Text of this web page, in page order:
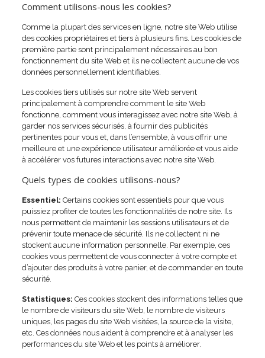
Comment utilisons-nous les cookies?
Comme la plupart des services en ligne, notre site Web utilise
des cookies propriétaires et tiers à plusieurs fins. Les cookies de
première partie sont principalement nécessaires au bon
fonctionnement du site Web et ils ne collectent aucune de vos
données personnellement identifiables.
Les cookies tiers utilisés sur notre site Web servent
principalement à comprendre comment le site Web
fonctionne, comment vous interagissez avec notre site Web, à
garder nos services sécurisés, à fournir des publicités
pertinentes pour vous et, dans l’ensemble, à vous offrir une
meilleure et une expérience utilisateur améliorée et vous aide
à accélérer vos futures interactions avec notre site Web.
Quels types de cookies utilisons-nous?
Essentiel: Certains cookies sont essentiels pour que vous
puissiez profiter de toutes les fonctionnalités de notre site. Ils
nous permettent de maintenir les sessions utilisateurs et de
prévenir toute menace de sécurité. Ils ne collectent ni ne
stockent aucune information personnelle. Par exemple, ces
cookies vous permettent de vous connecter à votre compte et
d’ajouter des produits à votre panier, et de commander en toute
sécurité.
Statistiques: Ces cookies stockent des informations telles que
le nombre de visiteurs du site Web, le nombre de visiteurs
uniques, les pages du site Web visitées, la source de la visite,
etc. Ces données nous aident à comprendre et à analyser les
performances du site Web et les points à améliorer.